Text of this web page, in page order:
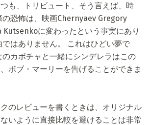
も、トリビュート、そう言えば、時
の恐怖は、映画Chernyaev Gregory
Kutsenkoに変わったという事実にあり
ではありません。 これはひどい夢で
カボチャと一緒にシンデレラはこの
ボブ・マーリーを告げることができま
のレビューを書くときは、オリジナル
いように直接比較を避けることは非常